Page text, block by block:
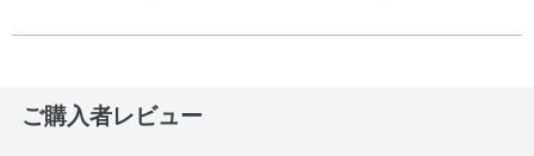
ご購入者レビュー